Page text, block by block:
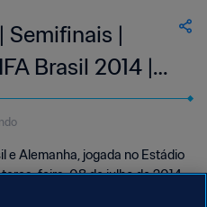
Semifinais |
Brasil 2014 |
e Alemanha, jogada no Estádio
feira, 08 de julho de 2014.